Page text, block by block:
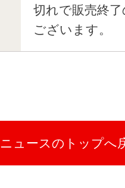
切れで販売終
ございます。
ニュースのトップへ